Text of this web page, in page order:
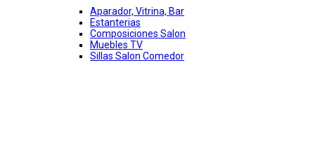
Aparador, Vitrina, Bar
Estanterias
Composiciones Salon
Muebles TV
Sillas Salon Comedor